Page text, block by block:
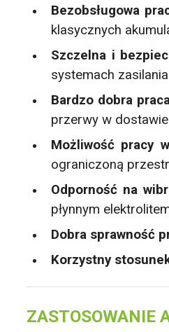
Bezobsługowa
klasycznych
Szczelna i
systemach
Bardzo dobra
przerwy w
Możliwość pracy
ograniczoną
Odporność na
płynnym
Dobra sprawność
Korzystny
ZASTOSOWANIE